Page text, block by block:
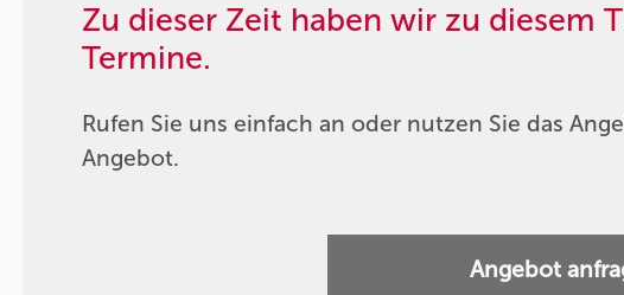
Zu dieser Zeit haben wir zu diesem
Termine.
Rufen Sie uns einfach an oder nutzen Sie das
Angebot.
Angebot